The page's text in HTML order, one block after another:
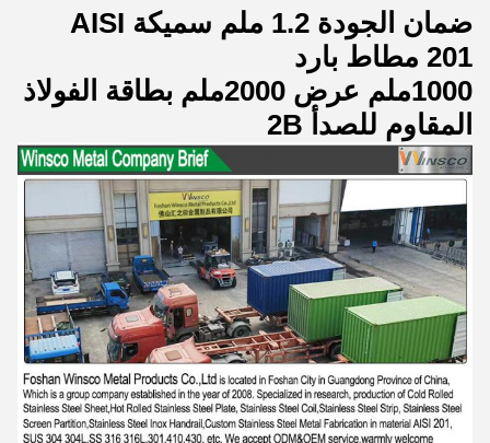
ضمان الجودة 1.2 ملم سميكة AISI
201 مطاط بارد
1000ملم عرض 2000ملم بطاقة الفولاذ
المقاوم للصدأ 2B